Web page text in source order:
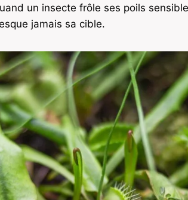
un insecte frôle ses poils
jamais sa cible.